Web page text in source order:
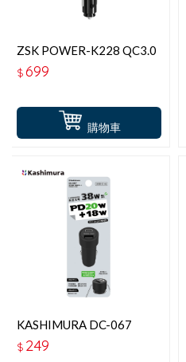
購物車
ZSK POWER-K228 QC3.0
＋PD 5組輸出車充
$699
KASHIMURA DC-067
QC+PD 雙孔高速快充車充
頭 38W(20W+18W)
$ 249